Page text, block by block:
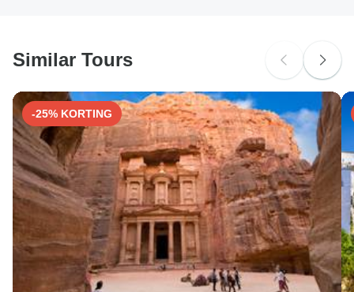
Similar Tours
-25% KORTING